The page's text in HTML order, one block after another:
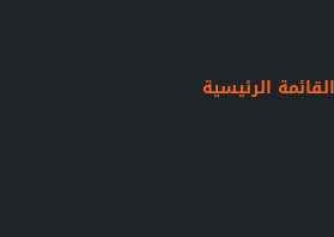
القائمة الرئيسية